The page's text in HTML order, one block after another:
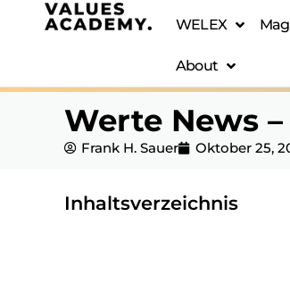
WELEX
About
Werte News –
Frank H. Sauer Oktober 25,
Inhaltsverzeichnis